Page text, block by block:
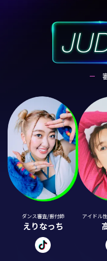
ダンス審査/振付師
えりなっち
アイドル